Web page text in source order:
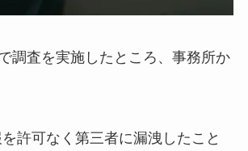
調査を実施したところ、事務所か
許可なく第三者に漏洩したこと